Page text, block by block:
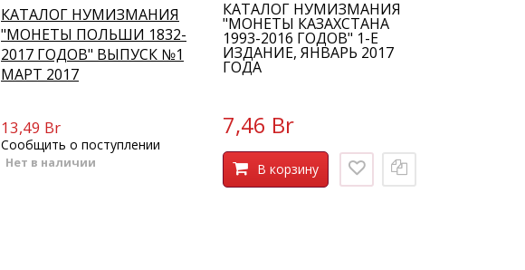
КАТАЛОГ НУМИЗМАНИЯ
"МОНЕТЫ ПОЛЬШИ 1832-
2017 ГОДОВ" ВЫПУСК №1
МАРТ 2017
13,49 Br
Сообщить о поступлении
Нет в наличии
КАТАЛОГ НУМИЗМАНИЯ
"МОНЕТЫ КАЗАХСТАНА
1993-2016 ГОДОВ" 1-Е
ИЗДАНИЕ, ЯНВАРЬ 2017
ГОДА
7,46 Br
В корзину